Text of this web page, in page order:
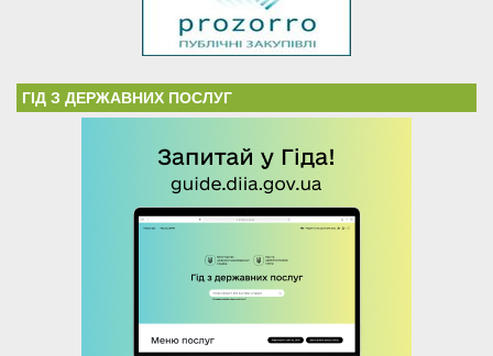
ГІД З ДЕРЖАВНИХ ПОСЛУГ